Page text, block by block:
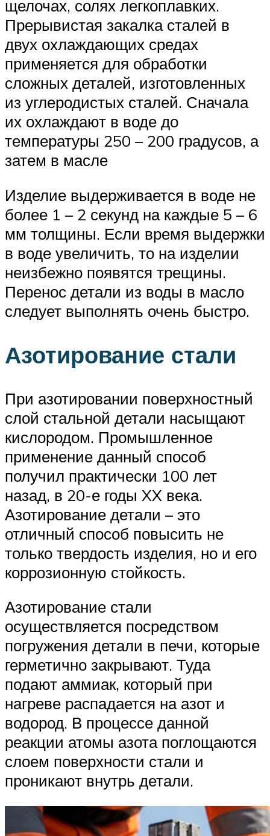
щелочах, солях легкоплавких.
Прерывистая закалка сталей в
двух охлаждающих средах
применяется для обработки
сложных деталей, изготовленных
из углеродистых сталей. Сначала
их охлаждают в воде до
температуры 250 – 200 градусов, а
затем в масле
Изделие выдерживается в воде не
более 1 – 2 секунд на каждые 5 – 6
мм толщины. Если время выдержки
в воде увеличить, то на изделии
неизбежно появятся трещины.
Перенос детали из воды в масло
следует выполнять очень быстро.
Азотирование стали
При азотировании поверхностный
слой стальной детали насыщают
кислородом. Промышленное
применение данный способ
получил практически 100 лет
назад, в 20-е годы XX века.
Азотирование детали – это
отличный способ повысить не
только твердость изделия, но и его
коррозионную стойкость.
Азотирование стали
осуществляется посредством
погружения детали в печи, которые
герметично закрывают. Туда
подают аммиак, который при
нагреве распадается на азот и
водород. В процессе данной
реакции атомы азота поглощаются
слоем поверхности стали и
проникают внутрь детали.